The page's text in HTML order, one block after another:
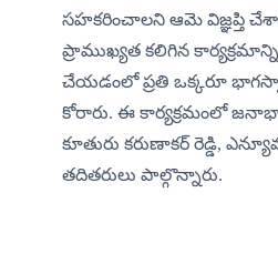
సహకరించాలని ఆమె విజ్ఞప్తి
ప్రాముఖ్యత కలిగిన
చేయడంలో ప్రతి ఒక్కరూ
కోరారు. ఈ కార్యక్రమంలో
కూతురు కరుణాకర్ రెడ్డి,
తదితరులు పాల్గొన్నారు.